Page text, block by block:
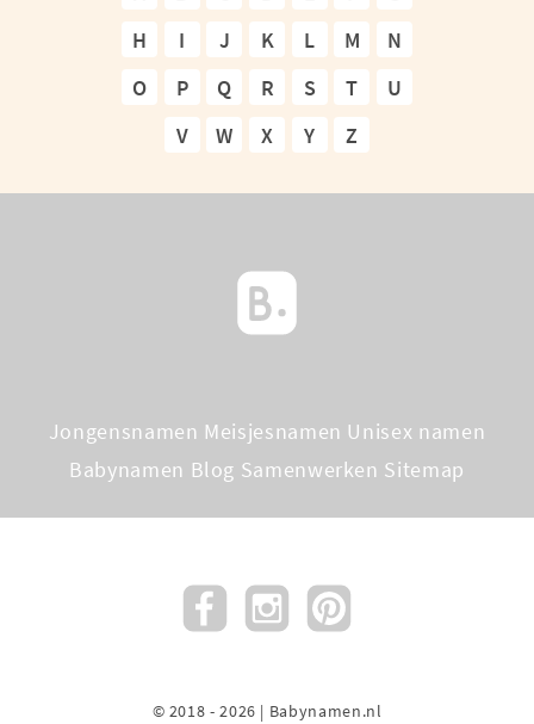
H
I J K L M
N
O
P Q R S T
U
V
W X Y Z
Jongensnamen Meisjesnamen Unisex namen
Babynamen Blog Samenwerken Sitemap
© 2018 - 2026 | Babynamen.nl